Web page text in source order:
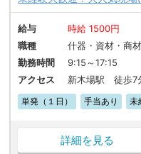
給与
時給 1500円
職種
什器・資材・商
勤務時間
9:15～17:15
アクセス
新木場駅 徒歩7
単発（１日） 手当あり 未
詳細を見る